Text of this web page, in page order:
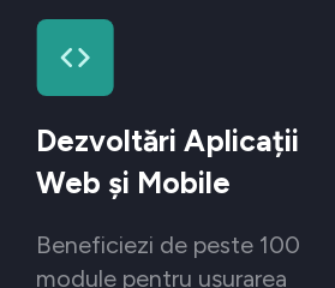
Dezvoltări Aplicații
Web și Mobile
Beneficiezi de peste 100
module pentru ușurarea